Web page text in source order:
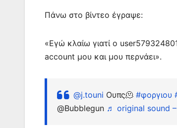
Πάνω στο βίντεο έγραψε:
«Εγώ κλαίω γιατί ο
account μου και μου περνάει».
@j.touni Ουπς🫠 #φοργιου
@Bubblegun ♬ original sound